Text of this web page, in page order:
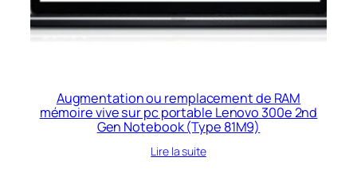
Augmentation ou remplacement de RAM
mémoire vive sur pc portable Lenovo 300e 2nd
Gen Notebook (Type 81M9)
Lire la suite